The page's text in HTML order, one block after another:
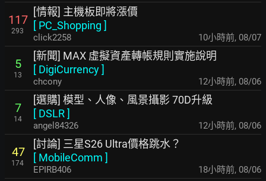
117
293
[情報] 主機板即將漲價
[ PC_Shopping ]
click2258 10小時前, 08/07
5
13
[新聞] MAX 虛擬資產轉帳規則實施說明
[ DigiCurrency]
chcony 12小時前, 08/06
7
14
[選購] 模型、人像、風景攝影 70D升級
[ DSLR]
angel84326 12小時前, 08/06
47
174
[討論] 三星S26 Ultra價格跳水？
[ MobileComm ]
EPIRB406 18小時前, 08/06